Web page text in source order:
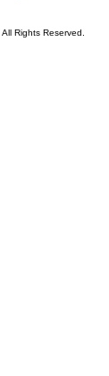
Rights Reserved.